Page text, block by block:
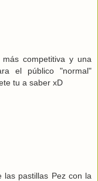
competitiva y una
el público "normal"
tu a saber xD
las pastillas Pez con la